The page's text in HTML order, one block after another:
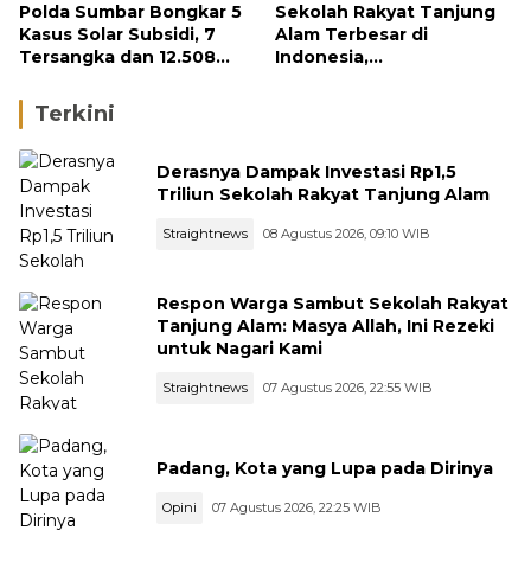
Polda Sumbar Bongkar 5
Kasus Solar Subsidi, 7
Tersangka dan 12.508
Sekolah Rakyat Tanjung
Alam Terbesar di
Indonesia,
Terkini
Derasnya Dampak Investasi Rp1,5
Triliun Sekolah Rakyat Tanjung Alam
Straightnews 08 Agustus 2026, 09:10 WIB
Respon Warga Sambut Sekolah Rakyat
Tanjung Alam: Masya Allah, Ini Rezeki
untuk Nagari Kami
Straightnews 07 Agustus 2026, 22:55 WIB
Padang, Kota yang Lupa pada Dirinya
Opini 07 Agustus 2026, 22:25 WIB